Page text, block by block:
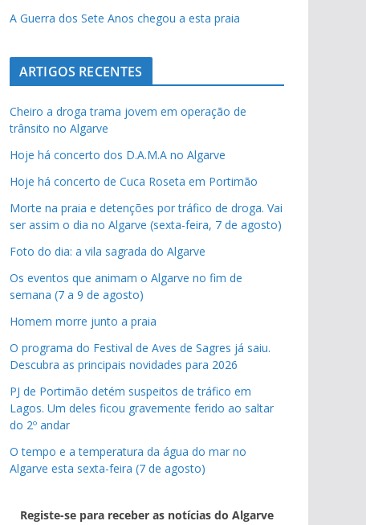
A Guerra dos Sete Anos chegou a esta praia
ARTIGOS RECENTES
Cheiro a droga trama jovem em operação de
trânsito no Algarve
Hoje há concerto dos D.A.M.A no Algarve
Hoje há concerto de Cuca Roseta em Portimão
Morte na praia e detenções por tráfico de droga. Vai
ser assim o dia no Algarve (sexta-feira, 7 de agosto)
Foto do dia: a vila sagrada do Algarve
Os eventos que animam o Algarve no fim de
semana (7 a 9 de agosto)
Homem morre junto a praia
O programa do Festival de Aves de Sagres já saiu.
Descubra as principais novidades para 2026
PJ de Portimão detém suspeitos de tráfico em
Lagos. Um deles ficou gravemente ferido ao saltar
do 2º andar
O tempo e a temperatura da água do mar no
Algarve esta sexta-feira (7 de agosto)
Registe-se para receber as notícias do Algarve